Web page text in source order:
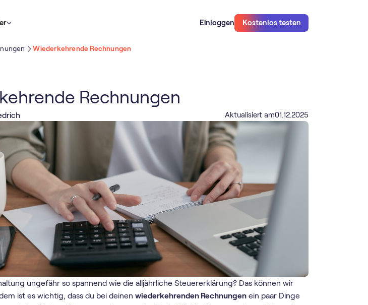
Einloggen Kostenlos testen
Wiederkehrende Rechnungen
Rechnungen
Aktualisiert am01.12.2025
ungefähr so spannend wie die alljährliche Steuererklärung? Das können wir
ist es wichtig, dass du bei deinenwiederkehrenden Rechnungen ein paar Dinge